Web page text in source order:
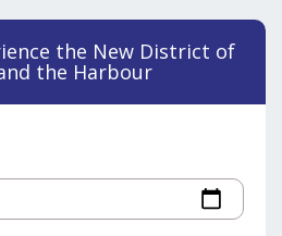
the New District of
the Harbour